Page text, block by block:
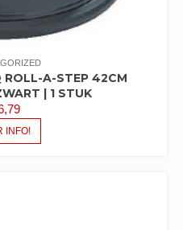
ROLL-A-STEP 42CM
| 1 STUK
INFO!